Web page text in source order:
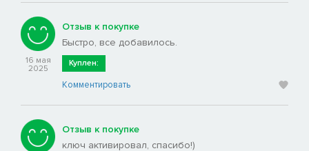
16 мая
2025
Отзыв к покупке
Быстро, все добавилось.
Куплен:
Комментировать
Отзыв к покупке
ключ активировал, спасибо!)